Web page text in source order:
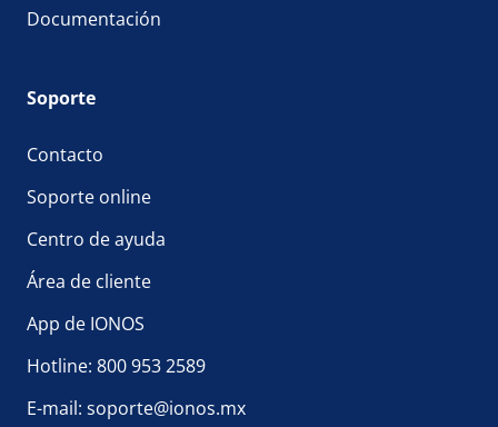
Documentación
Soporte
Contacto
Soporte online
Centro de ayuda
Área de cliente
App de IONOS
Hotline: 800 953 2589
E-mail: soporte@ionos.mx